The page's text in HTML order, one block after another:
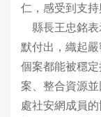
仁，感受到支持
縣長王忠銘表
默付出，織起
個案都能被穩
案、整合資源
處社安網成員